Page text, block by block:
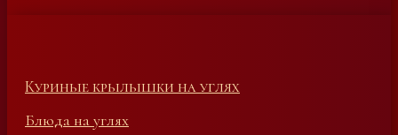
Куриные крылышки на углях
Блюда на углях